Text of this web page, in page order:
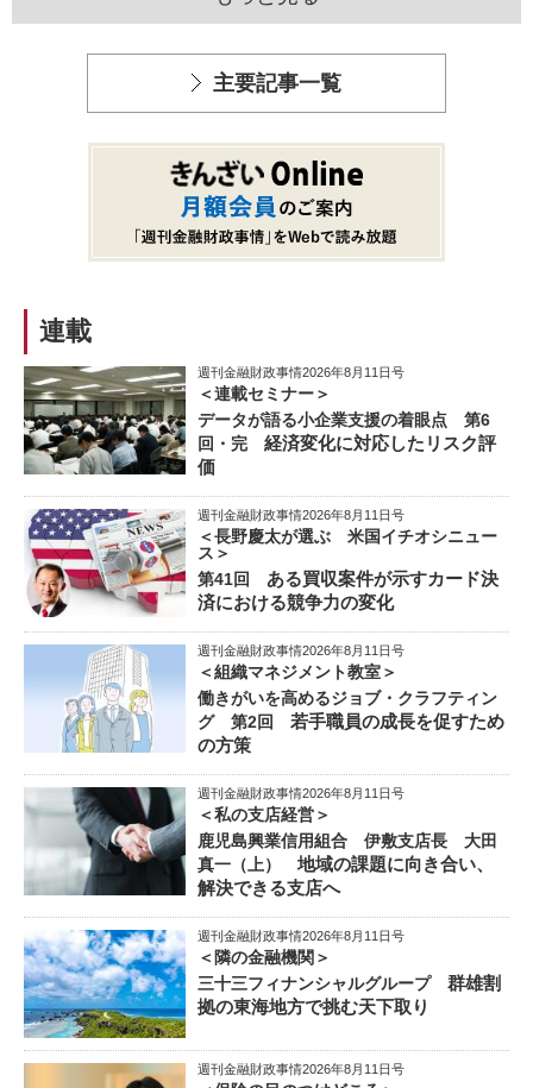
主要記事一覧
連載
週刊金融財政事情2026年8月11日号
＜連載セミナー＞
データが語る小企業支援の着眼点 第6
回・完
経済変化に対応したリスク評
価
週刊金融財政事情2026年8月11日号
＜長野慶太が選ぶ 米国イチオシニュー
ス＞
第41回
ある買収案件が示すカード決
済における競争力の変化
週刊金融財政事情2026年8月11日号
＜組織マネジメント教室＞
働きがいを高めるジョブ・クラフティン
グ 第2回
若手職員の成長を促すため
の方策
週刊金融財政事情2026年8月11日号
＜私の支店経営＞
鹿児島興業信用組合 伊敷支店長 大田
真一（上）
地域の課題に向き合い、
解決できる支店へ
週刊金融財政事情2026年8月11日号
＜隣の金融機関＞
三十三フィナンシャルグループ
群雄割
拠の東海地方で挑む天下取り
週刊金融財政事情2026年8月11日号